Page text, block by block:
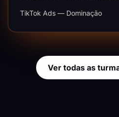
TikTok Ads — Dominação
Ver todas as